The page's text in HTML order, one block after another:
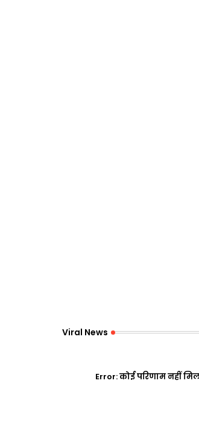
Viral News
Error:कोई परिणाम नहीं